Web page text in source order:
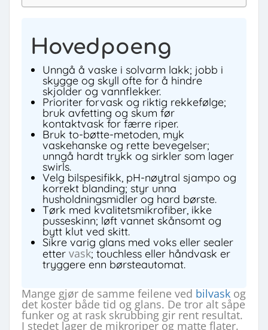
Hovedpoeng
Unngå å vaske i solvarm lakk; jobb i
skygge og skyll ofte for å hindre
skjolder og vannflekker.
Prioriter forvask og riktig rekkefølge;
bruk avfetting og skum før
kontaktvask for færre riper.
Bruk to-bøtte-metoden, myk
vaskehanske og rette bevegelser;
unngå hardt trykk og sirkler som lager
swirls.
Velg bilspesifikk, pH-nøytral sjampo og
korrekt blanding; styr unna
husholdningsmidler og hard børste.
Tørk med kvalitetsmikrofiber, ikke
pusseskinn; løft vannet skånsomt og
bytt klut ved skitt.
Sikre varig glans med voks eller sealer
etter vask; touchless eller håndvask er
tryggere enn børsteautomat.
Mange gjør de samme feilene ved bilvask og
det koster både tid og glans. De tror alt såpe
funker og at rask skrubbing gir rent resultat.
I stedet lager de mikroriper og matte flater.